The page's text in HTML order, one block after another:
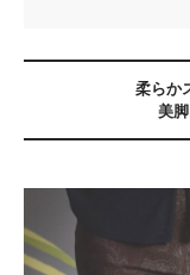
柔らか
美